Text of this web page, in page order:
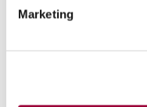
Marketing